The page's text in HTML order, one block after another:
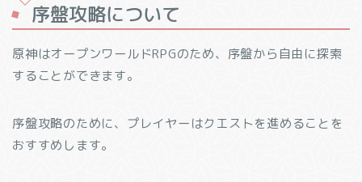
序盤攻略について
原神はオープンワールドRPGのため、序盤から自由に探索
することができます。
序盤攻略のために、プレイヤーはクエストを進めることを
おすすめします。